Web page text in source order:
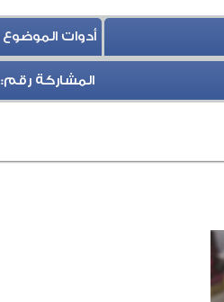
أدوات الموضوع
المشاركة رقم: